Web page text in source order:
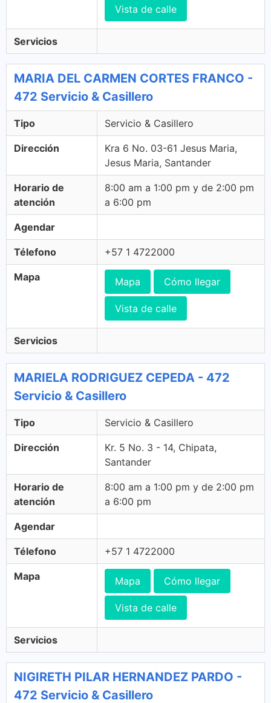
Vista de calle
Servicios
MARIA DEL CARMEN CORTES FRANCO -
472 Servicio & Casillero
Tipo Servicio & Casillero
Dirección
Kra 6 No. 03-61 Jesus Maria,
Jesus Maria, Santander
Horario de
atención
8:00 am a 1:00 pm y de 2:00 pm
a 6:00 pm
Agendar
Télefono +57 1 4722000
Mapa Mapa Cómo llegar
Vista de calle
Servicios
MARIELA RODRIGUEZ CEPEDA - 472
Servicio & Casillero
Tipo Servicio & Casillero
Dirección
Kr. 5 No. 3 - 14, Chipata,
Santander
Horario de
atención
8:00 am a 1:00 pm y de 2:00 pm
a 6:00 pm
Agendar
Télefono +57 1 4722000
Mapa Mapa Cómo llegar
Vista de calle
Servicios
NIGIRETH PILAR HERNANDEZ PARDO -
472 Servicio & Casillero